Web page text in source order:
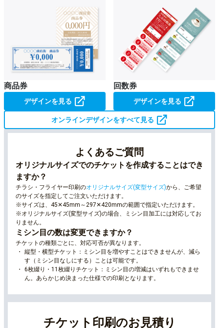
商品券
デザインを見る
回数券
デザインを見る
オンラインデザインをすべて見る
よくあるご質問
オリジナルサイズでのチケットを作成することはでき
ますか？
チラシ・フライヤー印刷のオリジナルサイズ(変型サイズ)から、ご希望
のサイズを指定してご注文いただけます。
※サイズは、45✕45mm～297✕420mmの範囲で指定いただけます。
※オリジナルサイズ(変型サイズ)の場合、ミシン目加工には対応してお
りません。
ミシン目の数は変更できますか？
チケットの種類ごとに、対応可否が異なります。
縦型・横型チケット：ミシン目を増やすことはできませんが、減ら
す（ミシン目なしにする）ことは可能です。
6枚綴り・11枚綴りチケット：ミシン目の増減はいずれもできませ
ん。あらかじめ決まった仕様での印刷となります。
チケット印刷のお見積り